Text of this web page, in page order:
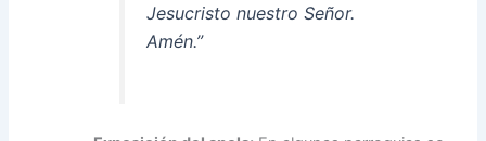
Jesucristo nuestro Señor.
Amén.”